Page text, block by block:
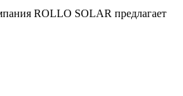
ROLLO SOLAR предлагает